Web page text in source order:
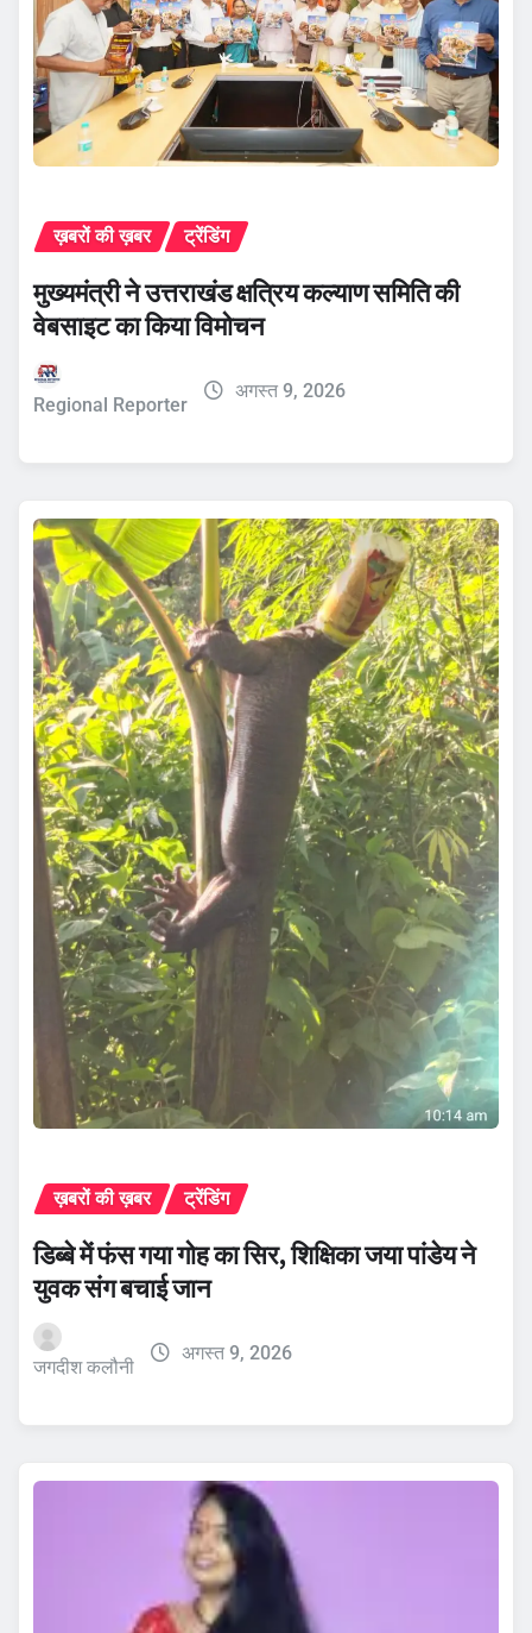
ख़बरों की ख़बर ट्रेंडिंग
मुख्यमंत्री ने उत्तराखंड क्षत्रिय कल्याण समिति की
वेबसाइट का किया विमोचन
Regional Reporter
अगस्त 9, 2026
ख़बरों की ख़बर ट्रेंडिंग
डिब्बे में फंस गया गोह का सिर, शिक्षिका जया पांडेय ने
युवक संग बचाई जान
जगदीश कलौनी
अगस्त 9, 2026